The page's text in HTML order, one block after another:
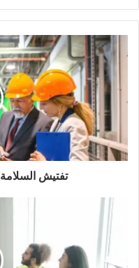
تفتيش السلامة Safety Inspections